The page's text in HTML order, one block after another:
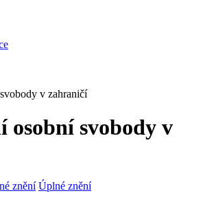
v zahraničí
osobní svobody v
znění Úplné znění